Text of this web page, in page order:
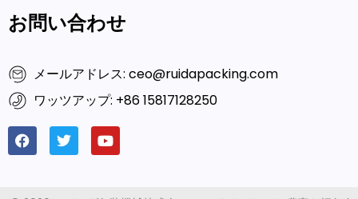
お問い合わせ
メールアドレス: ceo@ruidapacking.com
ワッツアップ: +86 15817128250